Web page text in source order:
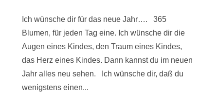
Ich wünsche dir für das neue Jahr…. 365
Blumen, für jeden Tag eine. Ich wünsche dir die
Augen eines Kindes, den Traum eines Kindes,
das Herz eines Kindes. Dann kannst du im neuen
Jahr alles neu sehen. Ich wünsche dir, daß du
wenigstens einen...